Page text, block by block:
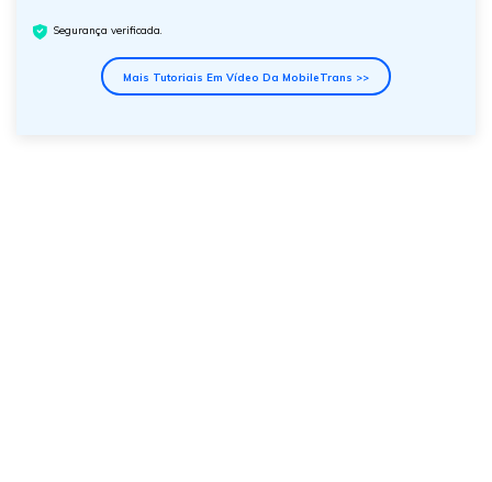
Segurança verificada.
Mais Tutoriais Em Vídeo Da MobileTrans >>